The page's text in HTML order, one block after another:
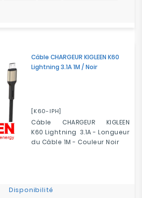
Câble CHARGEUR KIGLEEN K60
Lightning 3.1A 1M / Noir
[K60-IPH]
Câble CHARGEUR KIGLEEN
K60 Lightning 3.1A - Longueur
du Câble 1M - Couleur Noir
Disponibilité